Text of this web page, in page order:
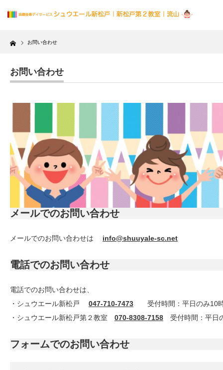
Home お問い合わせ
お問い合わせ
メールでのお問い合わせ
メールでのお問い合わせは info@shuuyale-sc.net
電話でのお問い合わせ
電話でのお問い合わせは、
・シュウエール新松戸 047-710-7473 受付時間：平日のみ10
・シュウエール新松戸第２教室 070-8308-7158 受付時間：平日
フォームでのお問い合わせ